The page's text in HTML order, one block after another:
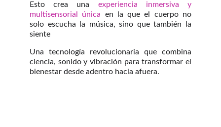
Esto crea una experiencia inmersiva y
multisensorial única en la que el cuerpo no
solo escucha la música, sino que también la
siente
Una tecnología revolucionaria que combina
ciencia, sonido y vibración para transformar el
bienestar desde adentro hacia afuera.